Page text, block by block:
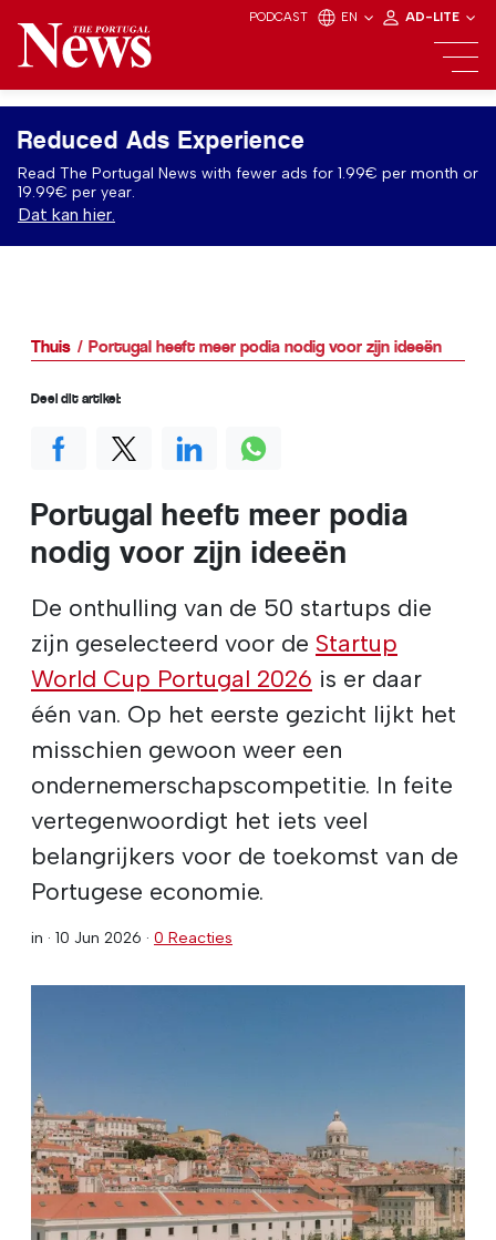
PODCAST EN AD-LITE
Reduced Ads Experience
Read The Portugal News with fewer ads for 1.99€ per month or
19.99€ per year.
Dat kan hier.
Thuis Portugal heeft meer podia nodig voor zijn ideeën
Portugal heeft meer podia
nodig voor zijn ideeën
De onthulling van de 50 startups die
zijn geselecteerd voor de Startup
World Cup Portugal 2026 is er daar
één van. Op het eerste gezicht lijkt het
misschien gewoon weer een
ondernemerschapscompetitie. In feite
vertegenwoordigt het iets veel
belangrijkers voor de toekomst van de
Portugese economie.
in · 10 Jun 2026 · 0 Reacties
Deel dit artikel: